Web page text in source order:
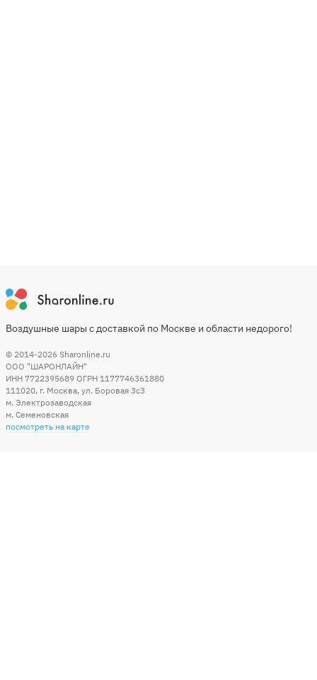
Воздушные шары с доставкой по Москве и области недорого!
© 2014-2026 Sharonline.ru
ООО "ШАРОНЛАЙН"
ИНН 7722395689 ОГРН 1177746361880
111020, г. Москва, ул. Боровая 3c3
м. Электрозаводская
м. Семеновская
посмотреть на карте